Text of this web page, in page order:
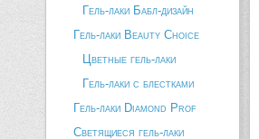
Гель-лаки Бабл-дизайн
Гель-лаки Beauty Choice
Цветные гель-лаки
Гель-лаки с блестками
Гель-лаки Diamond Prof
Светящиеся гель-лаки